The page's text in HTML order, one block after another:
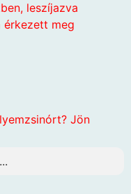
leszíjazva
érkezett meg
Jön